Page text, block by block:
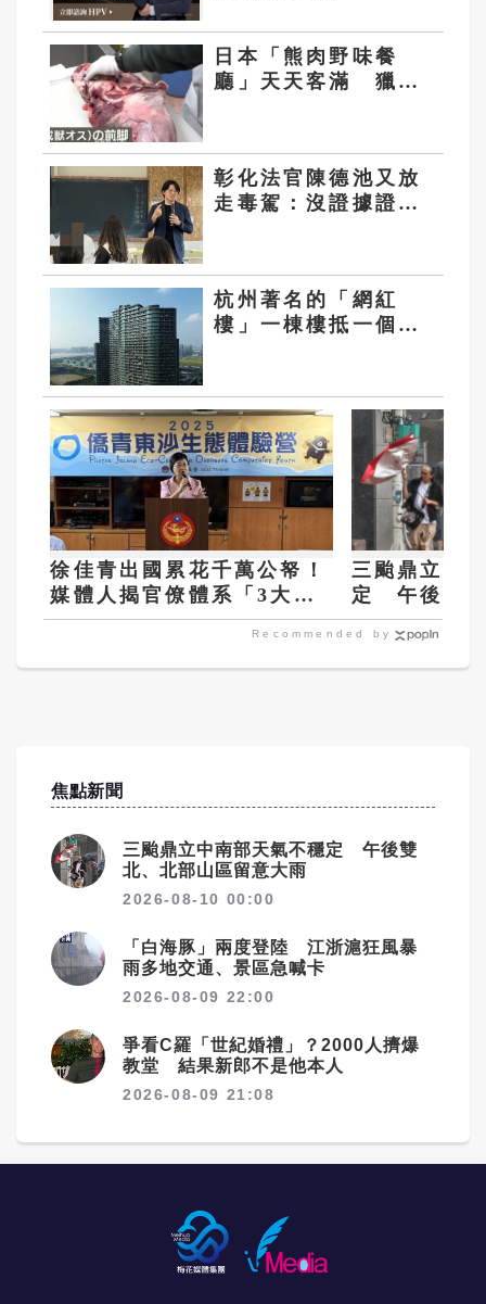
日本「熊肉野味餐
廳」天天客滿 獵
彰化法官陳德池又放
走毒駕：沒證據證明
杭州著名的「網紅
樓」一棟樓抵一個鎮
徐佳青出國累花千萬公帑！
媒體人揭官僚體系「3大荒
謬」：公費考察應徹底翻修
三颱鼎立中
定 午後雙
意大雨
Recommended by
焦點新聞
三颱鼎立中南部天氣不穩定 午後雙
北、北部山區留意大雨
2026-08-10 00:00
「白海豚」兩度登陸 江浙滬狂風暴
雨多地交通、景區急喊卡
2026-08-09 22:00
爭看C羅「世紀婚禮」？2000人擠爆
教堂 結果新郎不是他本人
2026-08-09 21:08